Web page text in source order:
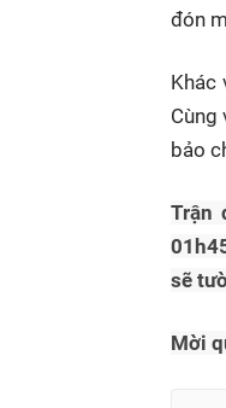
đón
Khác
Cùng
bảo
Trận
sẽ
Mời